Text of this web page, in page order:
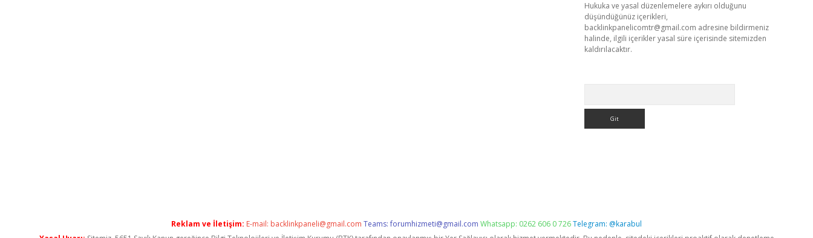
Hukuka ve yasal düzenlemelere aykırı olduğunu
düşündüğünüz içerikleri,
backlinkpanelicomtr@gmail.com adresine bildirmeniz
halinde, ilgili içerikler yasal süre içerisinde sitemizden
kaldırılacaktır.
Reklam ve İletişim: E-mail: backlinkpaneli@gmail.com Teams:forumhizmeti@gmail.com Whatsapp: 0262 606 0 726Telegram: @karabul